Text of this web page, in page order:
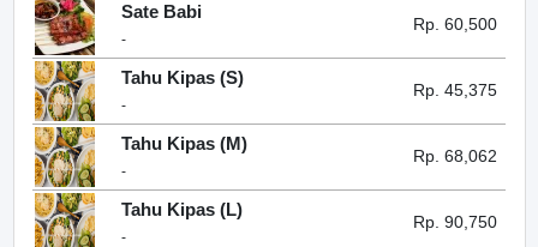
Sate Babi
-
Rp. 60,500
Tahu Kipas (S)
-
Rp. 45,375
Tahu Kipas (M)
-
Rp. 68,062
Tahu Kipas (L)
-
Rp. 90,750